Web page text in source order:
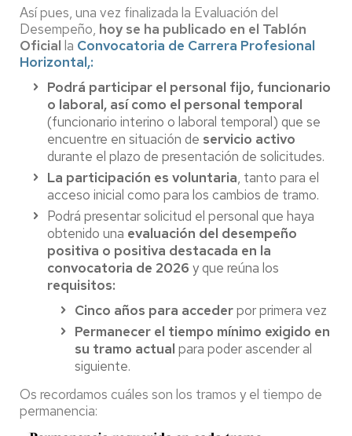
Así pues, una vez finalizada la Evaluación del
Desempeño, hoy se ha publicado en el Tablón
Oficial la Convocatoria de Carrera Profesional
Horizontal,:
Podrá participar el personal fijo, funcionario
o laboral, así como el personal temporal
(funcionario interino o laboral temporal) que se
encuentre en situación de servicio activo
durante el plazo de presentación de solicitudes.
La participación es voluntaria, tanto para el
acceso inicial como para los cambios de tramo.
Podrá presentar solicitud el personal que haya
obtenido una evaluación del desempeño
positiva o positiva destacada en la
convocatoria de 2026 y que reúna los
requisitos:
Cinco años para accederpor primera vez
Permanecer el tiempo mínimo exigido en
su tramo actual para poder ascender al
siguiente.
Os recordamos cuáles son los tramos y el tiempo de
permanencia: